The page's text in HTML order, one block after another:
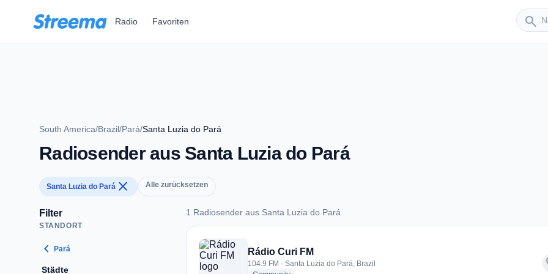
Radio Favoriten search
Sender
South America/Brazil/Pará/Santa Luzia do Pará
Radiosender aus Santa Luzia do Pará
Santa Luzia do Pará close Alle zurücksetzen
Filter
STANDORT
chevron_left Pará
Städte
1 Radiosender aus Santa Luzia do Pará
1 Radiosender aus Santa Luzia do Pará
Rádio Curi FM
104.9 FM · Santa Luzia do Pará, Brazil